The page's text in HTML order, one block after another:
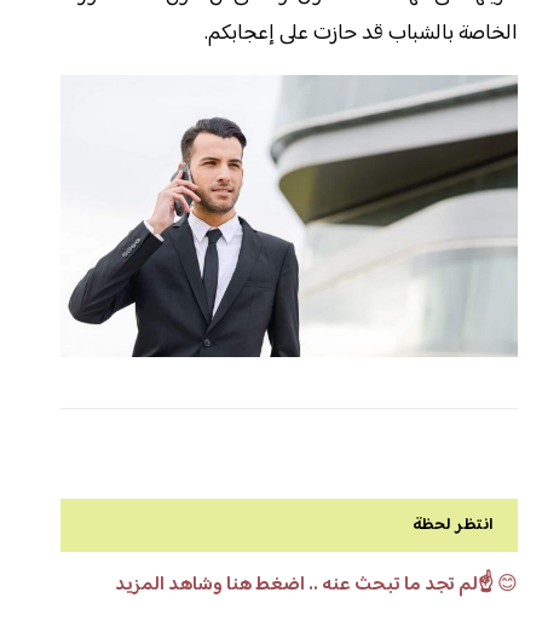
الخاصة بالشباب قد حازت على إعجابكم.
انتظر لحظة
😊☝️لم تجد ما تبحث عنه .. اضغط هنا وشاهد المزيد